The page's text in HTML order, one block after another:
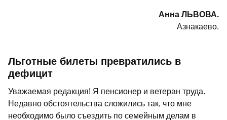
Анна ЛЬВОВА.
Азнакаево.
Льготные билеты превратились в
дефицит
Уважаемая редакция! Я пенсионер и ветеран труда.
Недавно обстоятельства сложились так, что мне
необходимо было съездить по семейным делам в